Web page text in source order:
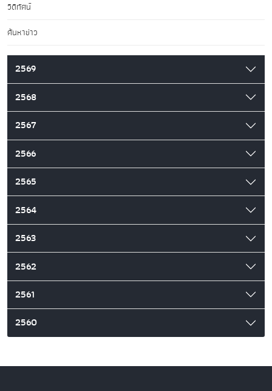
วิดีทัศน์
ค้นหาข่าว
2569
2568
2567
2566
2565
2564
2563
2562
2561
2560